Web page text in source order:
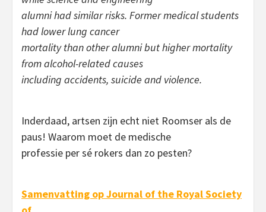
alumni had similar risks. Former medical students
had lower lung cancer
mortality than other alumni but higher mortality
from alcohol-related causes
including accidents, suicide and violence.
Inderdaad, artsen zijn echt niet Roomser als de
paus! Waarom moet de medische
professie per sé rokers dan zo pesten?
Samenvatting op Journal of the Royal Society